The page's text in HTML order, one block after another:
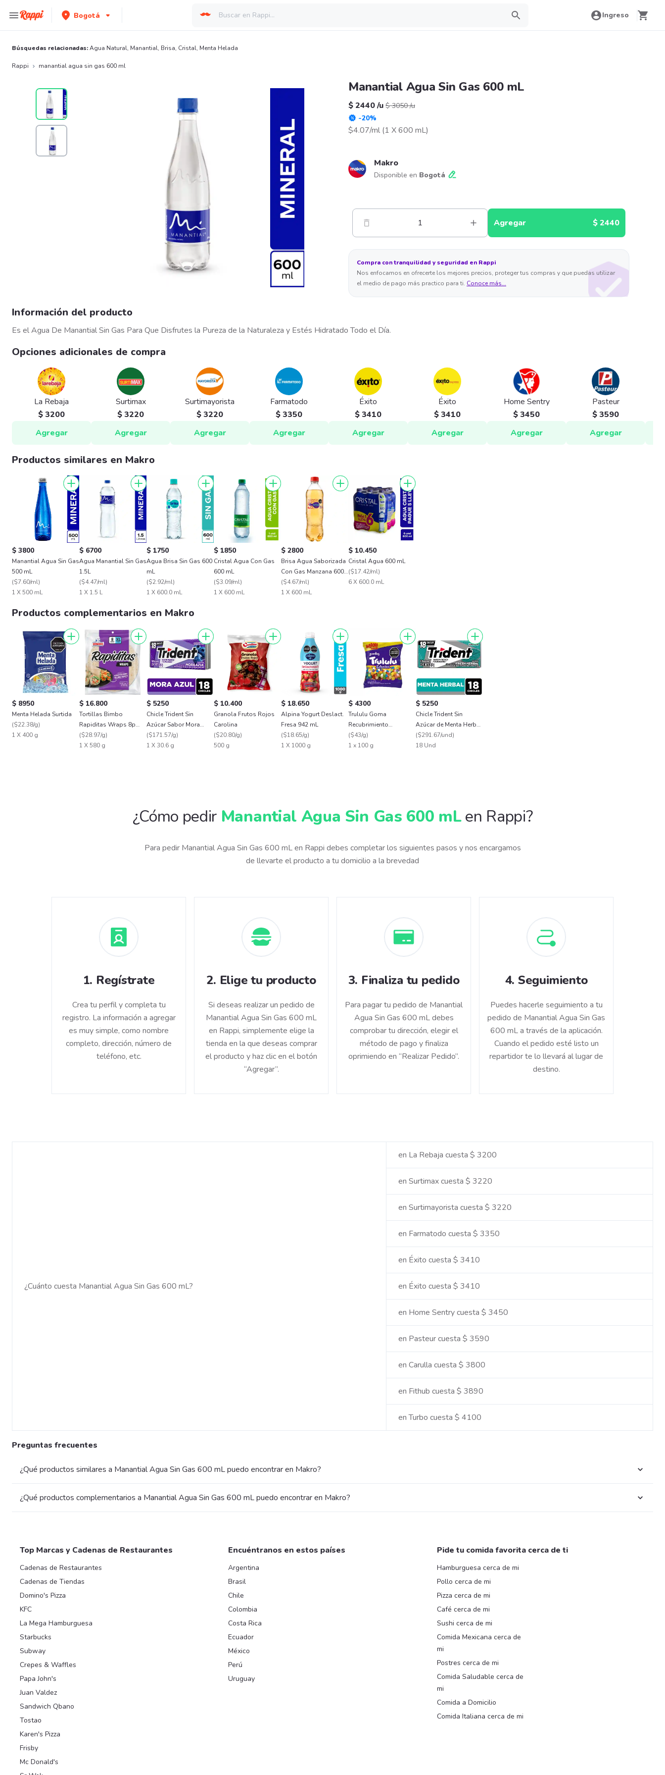
Bogotá Ingreso
Búsquedas relacionadas:Agua Natural, Manantial, Brisa, Cristal, Menta Helada
Rappi manantial agua sin gas 600 ml
Manantial Agua Sin Gas 600 mL
$ 2440/u $ 3050/u
-20%
$4.07/ml (1 X 600 mL)
Makro
Disponible en Bogotá
1 Agregar $ 2440
Compra con tranquilidad y seguridad en Rappi
Nos enfocamos en ofrecerte los mejores precios, proteger tus compras y que puedas utilizar
el medio de pago más practico para ti. Conoce más...
Información del producto
Es el Agua De Manantial Sin Gas Para Que Disfrutes la Pureza de la Naturaleza y Estés Hidratado Todo el Día.
Opciones adicionales de compra
La Rebaja
$ 3200
Agregar
Surtimax
$ 3220
Agregar
Surtimayorista
$ 3220
Agregar
Farmatodo
$ 3350
Agregar
Éxito
$ 3410
Agregar
Éxito
$ 3410
Agregar
Home Sentry
$ 3450
Agregar
Pasteur
$ 3590
Agregar
Productos similares en Makro
$ 3800
Manantial Agua Sin Gas
500 mL
($7.60/ml)
1 X 500 mL
$ 6700
Agua Manantial Sin Gas
1.5L
($4.47/ml)
1 X 1.5 L
$ 1750
Agua Brisa Sin Gas 600
mL
($2.92/ml)
1 X 600.0 mL
$ 1850
Cristal Agua Con Gas
600 mL
($3.09/ml)
1 X 600 mL
$ 2800
Brisa Agua Saborizada
Con Gas Manzana 600
mL
($4.67/ml)
1 X 600 mL
$ 10.450
Cristal Agua 600 mL
($17.42/ml)
6 X 600.0 mL
Productos complementarios en Makro
$ 8950
Menta Helada Surtida
($22.38/g)
1 X 400 g
$ 16.800
Tortillas Bimbo
Rapiditas Wraps 8p
580g
($28.97/g)
1 X 580 g
$ 5250
Chicle Trident Sin
Azúcar Sabor Mora
Azul 18 Und
($171.57/g)
1 X 30.6 g
$ 10.400
Granola Frutos Rojos
Carolina
($20.80/g)
500 g
$ 18.650
Alpina Yogurt Deslact.
Fresa 942 mL
($18.65/g)
1 X 1000 g
$ 4300
Trululu Goma
Recubrimiento
Confitado Frutal
($43/g)
1 x 100 g
$ 5250
Chicle Trident Sin
Azúcar de Menta Herbal
18 Und
($291.67/und)
18 Und
¿Cómo pedir Manantial Agua Sin Gas 600 mLen Rappi?
Para pedir Manantial Agua Sin Gas 600 mL en Rappi debes completar los siguientes pasos y nos encargamos
de llevarte el producto a tu domicilio a la brevedad
1. Regístrate
Crea tu perfil y completa tu
registro. La información a agregar
es muy simple, como nombre
completo, dirección, número de
teléfono, etc.
2. Elige tu producto
Si deseas realizar un pedido de
Manantial Agua Sin Gas 600 mL
en Rappi, simplemente elige la
tienda en la que deseas comprar
el producto y haz clic en el botón
“Agregar”.
3. Finaliza tu pedido
Para pagar tu pedido de Manantial
Agua Sin Gas 600 mL debes
comprobar tu dirección, elegir el
método de pago y finaliza
oprimiendo en “Realizar Pedido”.
4. Seguimiento
Puedes hacerle seguimiento a tu
pedido de Manantial Agua Sin Gas
600 mL a través de la aplicación.
Cuando el pedido esté listo un
repartidor te lo llevará al lugar de
destino.
¿Cuánto cuesta Manantial Agua Sin Gas 600 mL?
en La Rebaja cuesta $ 3200
en Surtimax cuesta $ 3220
en Surtimayorista cuesta $ 3220
en Farmatodo cuesta $ 3350
en Éxito cuesta $ 3410
en Éxito cuesta $ 3410
en Home Sentry cuesta $ 3450
en Pasteur cuesta $ 3590
en Carulla cuesta $ 3800
en Fithub cuesta $ 3890
en Turbo cuesta $ 4100
Preguntas frecuentes
¿Qué productos similares a Manantial Agua Sin Gas 600 mL puedo encontrar en Makro?
¿Qué productos complementarios a Manantial Agua Sin Gas 600 mL puedo encontrar en Makro?
Top Marcas y Cadenas de Restaurantes
Cadenas de Restaurantes
Cadenas de Tiendas
Domino's Pizza
KFC
La Mega Hamburguesa
Starbucks
Subway
Crepes & Waffles
Papa John's
Juan Valdez
Sandwich Qbano
Tostao
Karen's Pizza
Frisby
Mc Donald's
Encuéntranos en estos países
Argentina
Brasil
Chile
Colombia
Costa Rica
Ecuador
México
Perú
Uruguay
Pide tu comida favorita cerca de ti
Hamburguesa cerca de mi
Pollo cerca de mi
Pizza cerca de mi
Café cerca de mi
Sushi cerca de mi
Comida Mexicana cerca de
mi
Postres cerca de mi
Comida Saludable cerca de
mi
Comida a Domicilio
Comida Italiana cerca de mi